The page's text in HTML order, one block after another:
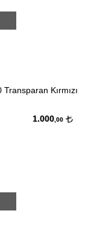
Kırmızı
1.000 ,00